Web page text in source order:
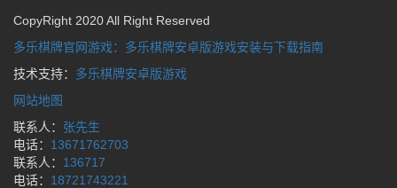
CopyRight 2020 All Right Reserved
多乐棋牌官网游戏：多乐棋牌安卓版游戏安装与下载指南
技术支持： 多乐棋牌安卓版游戏
网站地图
联系人： 张先生
电话： 13671762703
联系人： 136717
电话： 18721743221